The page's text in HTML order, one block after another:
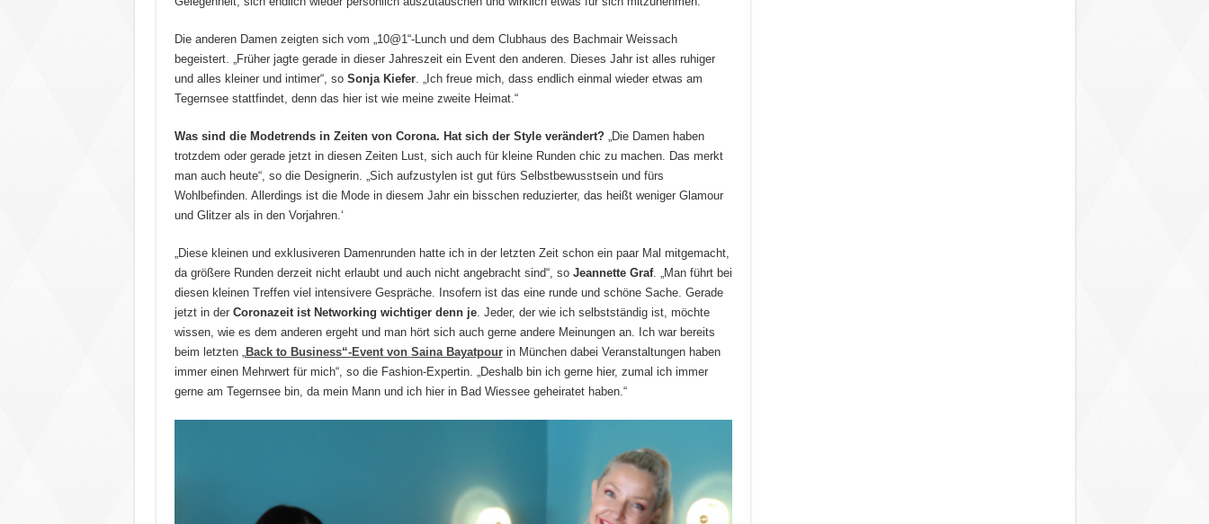
Die anderen Damen zeigten sich vom „10@1“-Lunch und dem Clubhaus des Bachmair Weissach
begeistert. „Früher jagte gerade in dieser Jahreszeit ein Event den anderen. Dieses Jahr ist alles ruhiger
und alles kleiner und intimer“, so Sonja Kiefer. „Ich freue mich, dass endlich einmal wieder etwas am
Tegernsee stattfindet, denn das hier ist wie meine zweite Heimat.“
Was sind die Modetrends in Zeiten von Corona. Hat sich der Style verändert?„Die Damen haben
trotzdem oder gerade jetzt in diesen Zeiten Lust, sich auch für kleine Runden chic zu machen. Das merkt
man auch heute“, so die Designerin. „Sich aufzustylen ist gut fürs Selbstbewusstsein und fürs
Wohlbefinden. Allerdings ist die Mode in diesem Jahr ein bisschen reduzierter, das heißt weniger Glamour
und Glitzer als in den Vorjahren.‘
„Diese kleinen und exklusiveren Damenrunden hatte ich in der letzten Zeit schon ein paar Mal mitgemacht,
da größere Runden derzeit nicht erlaubt und auch nicht angebracht sind“, so Jeannette Graf. „Man führt bei
diesen kleinen Treffen viel intensivere Gespräche. Insofern ist das eine runde und schöne Sache. Gerade
jetzt in der Coronazeit ist Networking wichtiger denn je. Jeder, der wie ich selbstständig ist, möchte
wissen, wie es dem anderen ergeht und man hört sich auch gerne andere Meinungen an. Ich war bereits
beim letzten „ Back to Business“-Event von Saina Bayatpourin München dabei Veranstaltungen haben
immer einen Mehrwert für mich“, so die Fashion-Expertin. „Deshalb bin ich gerne hier, zumal ich immer
gerne am Tegernsee bin, da mein Mann und ich hier in Bad Wiessee geheiratet haben.“